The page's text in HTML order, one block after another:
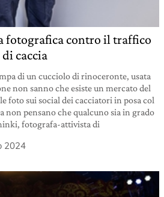
fotografica contro il traffico
caccia
di un cucciolo di rinoceronte, usata
non sanno che esiste un mercato del
foto sui social dei cacciatori in posa col
non pensano che qualcuno sia in grado
fotografa-attivista di
2024